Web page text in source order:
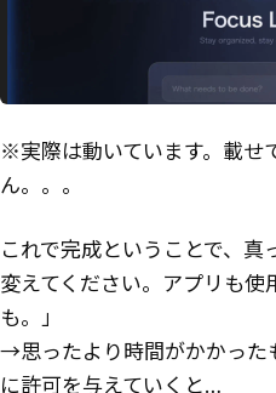
※実際は動いています。載せ
ん。。。
これで完成ということで、
変えてください。アプリも
も。」
→思ったより時間がかかった
に許可を与えていくと…